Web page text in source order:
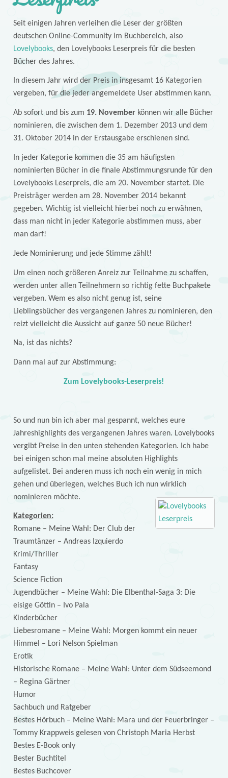
Seit einigen Jahren verleihen die Leser der größten
deutschen Online-Community im Buchbereich, also
Lovelybooks, den Lovelybooks Leserpreis für die besten
Bücher des Jahres.
In diesem Jahr wird der Preis in insgesamt 16 Kategorien
vergeben, für die jeder angemeldete User abstimmen kann.
Ab sofort und bis zum 19. Novemberkönnen wir alle Bücher
nominieren, die zwischen dem 1. Dezember 2013 und dem
31. Oktober 2014 in der Erstausgabe erschienen sind.
In jeder Kategorie kommen die 35 am häufigsten
nominierten Bücher in die finale Abstimmungsrunde für den
Lovelybooks Leserpreis, die am 20. November startet. Die
Preisträger werden am 28. November 2014 bekannt
gegeben. Wichtig ist vielleicht hierbei noch zu erwähnen,
dass man nicht in jeder Kategorie abstimmen muss, aber
man darf!
Jede Nominierung und jede Stimme zählt!
Um einen noch größeren Anreiz zur Teilnahme zu schaffen,
werden unter allen Teilnehmern so richtig fette Buchpakete
vergeben. Wem es also nicht genug ist, seine
Lieblingsbücher des vergangenen Jahres zu nominieren, den
reizt vielleicht die Aussicht auf ganze 50 neue Bücher!
Na, ist das nichts?
Dann mal auf zur Abstimmung:
Zum Lovelybooks-Leserpreis!
So und nun bin ich aber mal gespannt, welches eure
Jahreshighlights des vergangenen Jahres waren. Lovelybooks
vergibt Preise in den unten stehenden Kategorien. Ich habe
bei einigen schon mal meine absoluten Highlights
aufgelistet. Bei anderen muss ich noch ein wenig in mich
gehen und überlegen, welches Buch ich nun wirklich
nominieren möchte.
Kategorien:
Romane – Meine Wahl: Der Club der
Traumtänzer – Andreas Izquierdo
Krimi/Thriller
Fantasy
Science Fiction
Jugendbücher – Meine Wahl: Die Elbenthal-Saga 3: Die
eisige Göttin – Ivo Pala
Kinderbücher
Liebesromane – Meine Wahl: Morgen kommt ein neuer
Himmel – Lori Nelson Spielman
Erotik
Historische Romane – Meine Wahl: Unter dem Südseemond
– Regina Gärtner
Humor
Sachbuch und Ratgeber
Bestes Hörbuch – Meine Wahl: Mara und der Feuerbringer –
Tommy Krappweis gelesen von Christoph Maria Herbst
Bestes E-Book only
Bester Buchtitel
Bestes Buchcover